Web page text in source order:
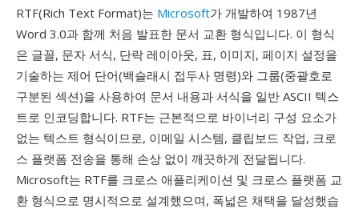
RTF(Rich Text Format)는 Microsoft가 개발하여 1987년
Word 3.0과 함께 처음 발표한 문서 교환 형식입니다. 이 형식
은 글꼴, 문자 서식, 단락 레이아웃, 표, 이미지, 페이지 설정을
기술하는 제어 단어(백슬래시 접두사 명령)와 그룹(중괄호로
구분된 섹션)을 사용하여 문서 내용과 서식을 일반 ASCII 텍스
트로 인코딩합니다. RTF는 근본적으로 바이너리 구성 요소가
없는 텍스트 형식이므로, 이메일 시스템, 클립보드 작업, 크로
스 플랫폼 전송을 통해 손상 없이 깨끗하게 전달됩니다.
Microsoft는 RTF를 크로스 애플리케이션 및 크로스 플랫폼 교
환 형식으로 명시적으로 설계했으며, 폭넓은 채택을 달성했습